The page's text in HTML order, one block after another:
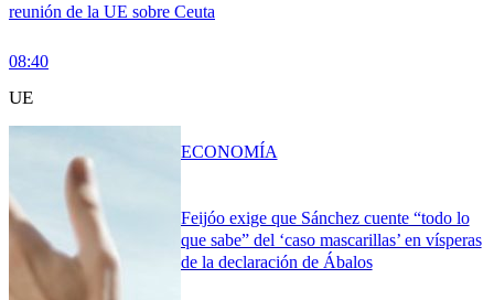
reunión de la UE sobre Ceuta
08:40
UE
Feijóo exige que Sánchez cuente “todo lo
que sabe” del ‘caso mascarillas’ en vísperas
de la declaración de Ábalos
ECONOMÍA